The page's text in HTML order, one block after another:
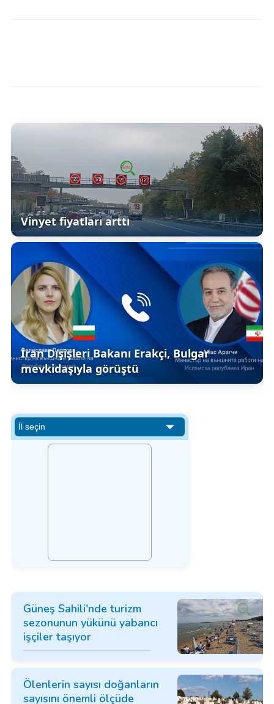
Vinyet fiyatları arttı
İran Dışişleri Bakanı Erakçi, Bulgar
mevkidaşıyla görüştü
Güneş Sahili'nde turizm
sezonunun yükünü yabancı
işçiler taşıyor
Ölenlerin sayısı doğanların
sayısını önemli ölçüde